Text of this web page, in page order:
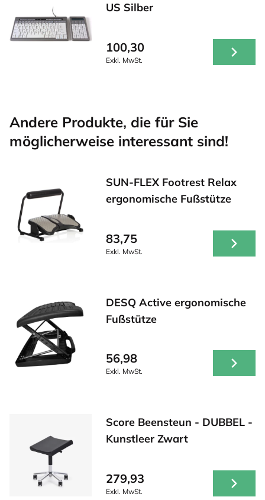
US Silber
100,30
Exkl. MwSt.
Andere Produkte, die für Sie
möglicherweise interessant sind!
SUN-FLEX Footrest Relax
ergonomische Fußstütze
83,75
Exkl. MwSt.
DESQ Active ergonomische
Fußstütze
56,98
Exkl. MwSt.
Score Beensteun - DUBBEL -
Kunstleer Zwart
279,93
Exkl. MwSt.